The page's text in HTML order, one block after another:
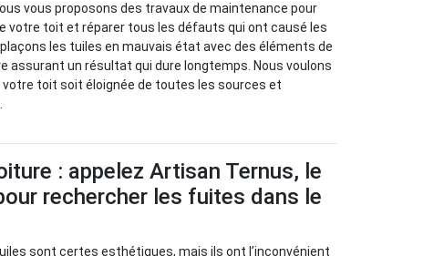
vous proposons des travaux de maintenance pour
votre toit et réparer tous les défauts qui ont causé les
les tuiles en mauvais état avec des éléments de
assurant un résultat qui dure longtemps. Nous voulons
votre toit soit éloignée de toutes les sources et
: appelez Artisan Ternus, le
rechercher les fuites dans le
sont certes esthétiques, mais ils ont l’inconvénient